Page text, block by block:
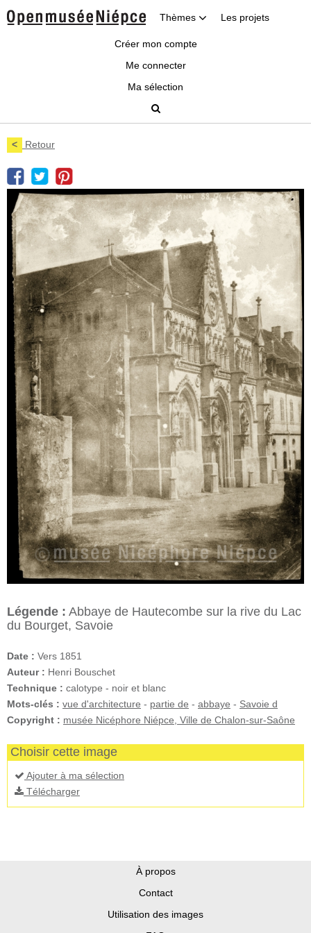
Thèmes Les projets
Créer mon compte
Me connecter
Ma sélection
< Retour
Légende : Abbaye de Hautecombe sur la rive du Lac
du Bourget, Savoie
Date : Vers 1851
Auteur : Henri Bouschet
Technique : calotype - noir et blanc
Mots-clés : vue d'architecture - partie de - abbaye - Savoie d
Copyright : musée Nicéphore Niépce, Ville de Chalon-sur-Saône
Choisir cette image
Ajouter à ma sélection
Télécharger
À propos
Contact
Utilisation des images